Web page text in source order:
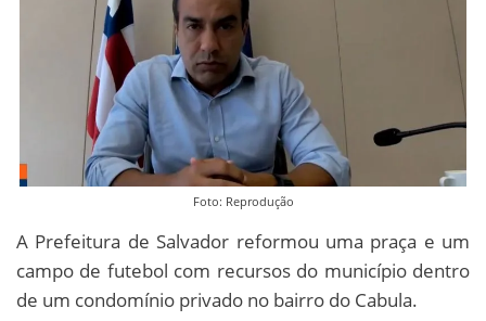
Foto: Reprodução
A Prefeitura de Salvador reformou uma praça e um
campo de futebol com recursos do município dentro
de um condomínio privado no bairro do Cabula.